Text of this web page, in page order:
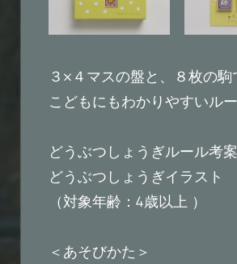
３×４マスの盤と、８枚の駒
こどもにもわかりやすいル
どうぶつしょうぎルール考
どうぶつしょうぎイラスト
（対象年齢：4歳以上 ）
＜あそびかた＞